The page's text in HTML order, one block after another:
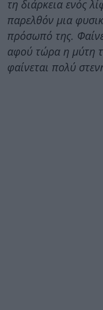
τη διάρκεια ενός
παρελθόν μια
πρόσωπό της.
αφού τώρα η μύτη
φαίνεται πολύ